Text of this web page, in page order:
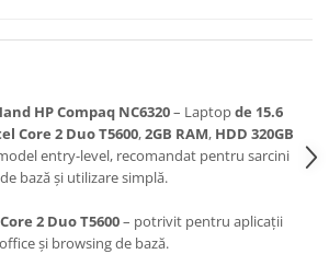
HP Compaq NC6320– Laptopde 15.6
Core 2 Duo T5600,2GB RAM, HDD 320GB
entry-level, recomandat pentru sarcini
de bază și utilizare simplă.
2 Duo T5600– potrivit pentru aplicații
office și browsing de bază.